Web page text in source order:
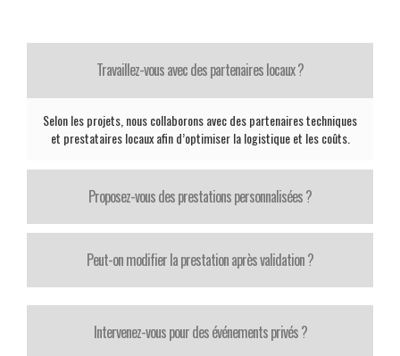
Travaillez-vous avec des partenaires locaux ?
Selon les projets, nous collaborons avec des partenaires techniques
et prestataires locaux afin d’optimiser la logistique et les coûts.
Proposez-vous des prestations personnalisées ?
Peut-on modifier la prestation après validation ?
Intervenez-vous pour des événements privés ?